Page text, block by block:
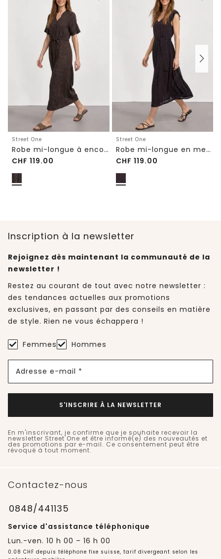
Street One
Robe mi-longue à encolure en V et imprimé léopard
CHF 119.00
Street One
Robe mi-longue en mesh avec imprimé
CHF 119.00
Inscription à la newsletter
Rejoignez dès maintenant la communauté de la
newsletter !
Restez au courant de tout avec notre newsletter :
des tendances actuelles aux promotions
exclusives, en passant par des conseils en matière
de style. Rien ne vous échappera !
Femmes Hommes
Adresse e-mail *
S'INSCRIRE À LA NEWSLETTER
En m'inscrivant, je confirme que je souhaite recevoir la
newsletter Street One et être informé(e) des nouveautés et
des promotions par e-mail. Ce consentement peut être
révoqué à tout moment.
Contactez-nous
0848/441135
Service d'assistance téléphonique
Lun.-ven. 10 h 00 – 16 h 00
0.08 CHF depuis téléphone fixe suisse, tarif divergeant selon les